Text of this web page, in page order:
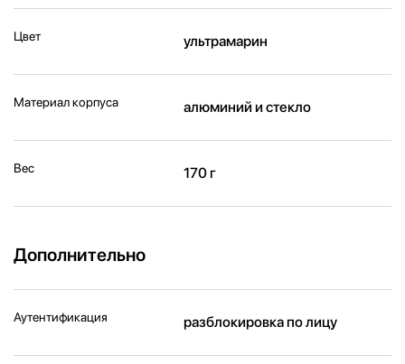
Цвет ультрамарин
Материал корпуса алюминий и стекло
Вес 170 г
Дополнительно
Аутентификация разблокировка по лицу